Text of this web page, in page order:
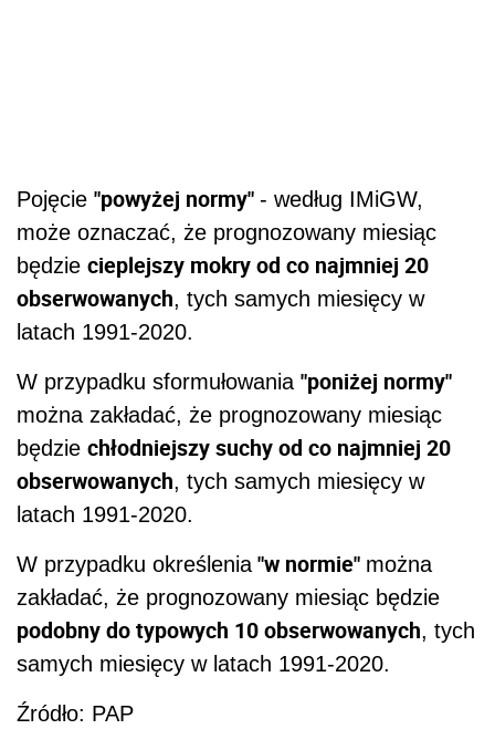
Pojęcie "powyżej normy" - według IMiGW,
może oznaczać, że prognozowany miesiąc
będzie cieplejszy mokry od co najmniej 20
obserwowanych, tych samych miesięcy w
latach 1991-2020.
W przypadku sformułowania "poniżej normy"
można zakładać, że prognozowany miesiąc
będzie chłodniejszy suchy od co najmniej 20
obserwowanych, tych samych miesięcy w
latach 1991-2020.
W przypadku określenia"w normie" można
zakładać, że prognozowany miesiąc będzie
podobny do typowych 10 obserwowanych, tych
samych miesięcy w latach 1991-2020.
Źródło: PAP